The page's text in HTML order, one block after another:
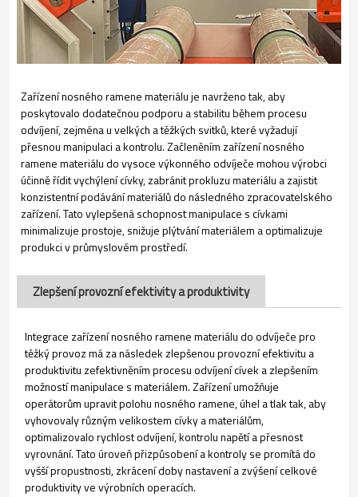
Zařízení nosného ramene materiálu je navrženo tak, aby
poskytovalo dodatečnou podporu a stabilitu během procesu
odvíjení, zejména u velkých a těžkých svitků, které vyžadují
přesnou manipulaci a kontrolu. Začleněním zařízení nosného
ramene materiálu do vysoce výkonného odvíječe mohou výrobci
účinně řídit vychýlení cívky, zabránit prokluzu materiálu a zajistit
konzistentní podávání materiálů do následného zpracovatelského
zařízení. Tato vylepšená schopnost manipulace s cívkami
minimalizuje prostoje, snižuje plýtvání materiálem a optimalizuje
produkci v průmyslovém prostředí.
Zlepšení provozní efektivity a produktivity
Integrace zařízení nosného ramene materiálu do odvíječe pro
těžký provoz má za následek zlepšenou provozní efektivitu a
produktivitu zefektivněním procesu odvíjení cívek a zlepšením
možností manipulace s materiálem. Zařízení umožňuje
operátorům upravit polohu nosného ramene, úhel a tlak tak, aby
vyhovovaly různým velikostem cívky a materiálům,
optimalizovalo rychlost odvíjení, kontrolu napětí a přesnost
vyrovnání. Tato úroveň přizpůsobení a kontroly se promítá do
vyšší propustnosti, zkrácení doby nastavení a zvýšení celkové
produktivity ve výrobních operacích.